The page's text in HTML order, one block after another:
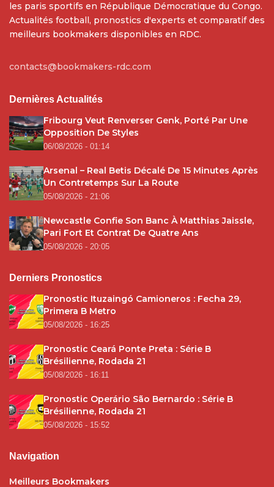
les paris sportifs en République Démocratique du Congo.
Actualités football, pronostics d'experts et comparatif des
meilleurs bookmakers disponibles en RDC.
contacts@bookmakers-rdc.com
Dernières Actualités
Fribourg Veut Renverser Genk, Porté Par Une
Opposition De Styles
06/08/2026 - 01:14
Arsenal – Real Betis Décalé De 15 Minutes Après
Un Contretemps Sur La Route
05/08/2026 - 21:06
Newcastle Confie Son Banc À Matthias Jaissle,
Pari Fort Et Contrat De Quatre Ans
05/08/2026 - 20:05
Derniers Pronostics
Pronostic Ituzaingó Camioneros : Fecha 29,
Primera B Metro
05/08/2026 - 16:25
Pronostic Ceará Ponte Preta : Série B
Brésilienne, Rodada 21
05/08/2026 - 16:11
Pronostic Operário São Bernardo : Série B
Brésilienne, Rodada 21
05/08/2026 - 15:52
Navigation
Meilleurs Bookmakers